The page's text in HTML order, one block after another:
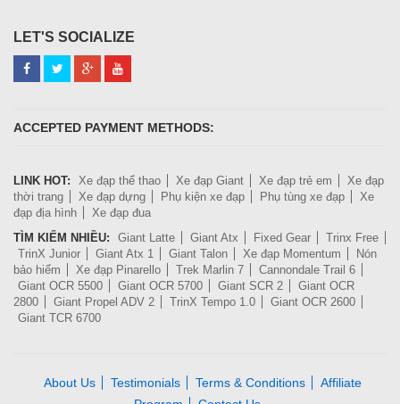
LET'S SOCIALIZE
ACCEPTED PAYMENT METHODS:
LINK HOT: Xe đạp thể thao Xe đạp Giant Xe đạp trẻ em
Xe đạp
thời trang
Xe đạp dựng Phụ kiện xe đạp Phụ tùng xe đạp
Xe
đạp địa hình
Xe đạp đua
TÌM KIẾM NHIỀU:
Giant Latte Giant Atx Fixed Gear
Trinx Free
TrinX Junior
Giant Atx 1 Giant Talon Xe đạp Momentum
Nón
bảo hiểm
Xe đạp Pinarello Trek Marlin 7
Cannondale Trail 6
Giant OCR 5500
Giant OCR 5700 Giant SCR 2
Giant OCR
2800
Giant Propel ADV 2 TrinX Tempo 1.0
Giant OCR 2600
Giant TCR 6700
About Us Testimonials Terms & Conditions
Affiliate